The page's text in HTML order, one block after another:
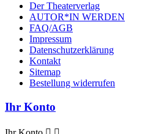
Der Theaterverlag
AUTOR*IN WERDEN
FAQ/AGB
Impressum
Datenschutzerklärung
Kontakt
Sitemap
Bestellung widerrufen
Ihr Konto